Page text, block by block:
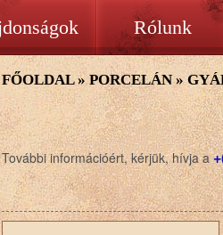
Rólunk
FŐOLDAL»PORCELÁN »
További információért, kérjük, hívja a